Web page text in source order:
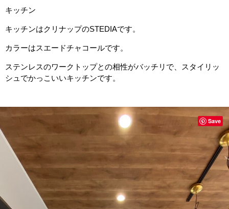
キッチン
キッチンはクリナップのSTEDIAです。
カラーはスエードチャコールです。
ステンレスのワークトップとの相性がバッチリで、スタイリッ
シュでかっこいいキッチンです。
Save